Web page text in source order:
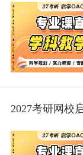
2027考研网校